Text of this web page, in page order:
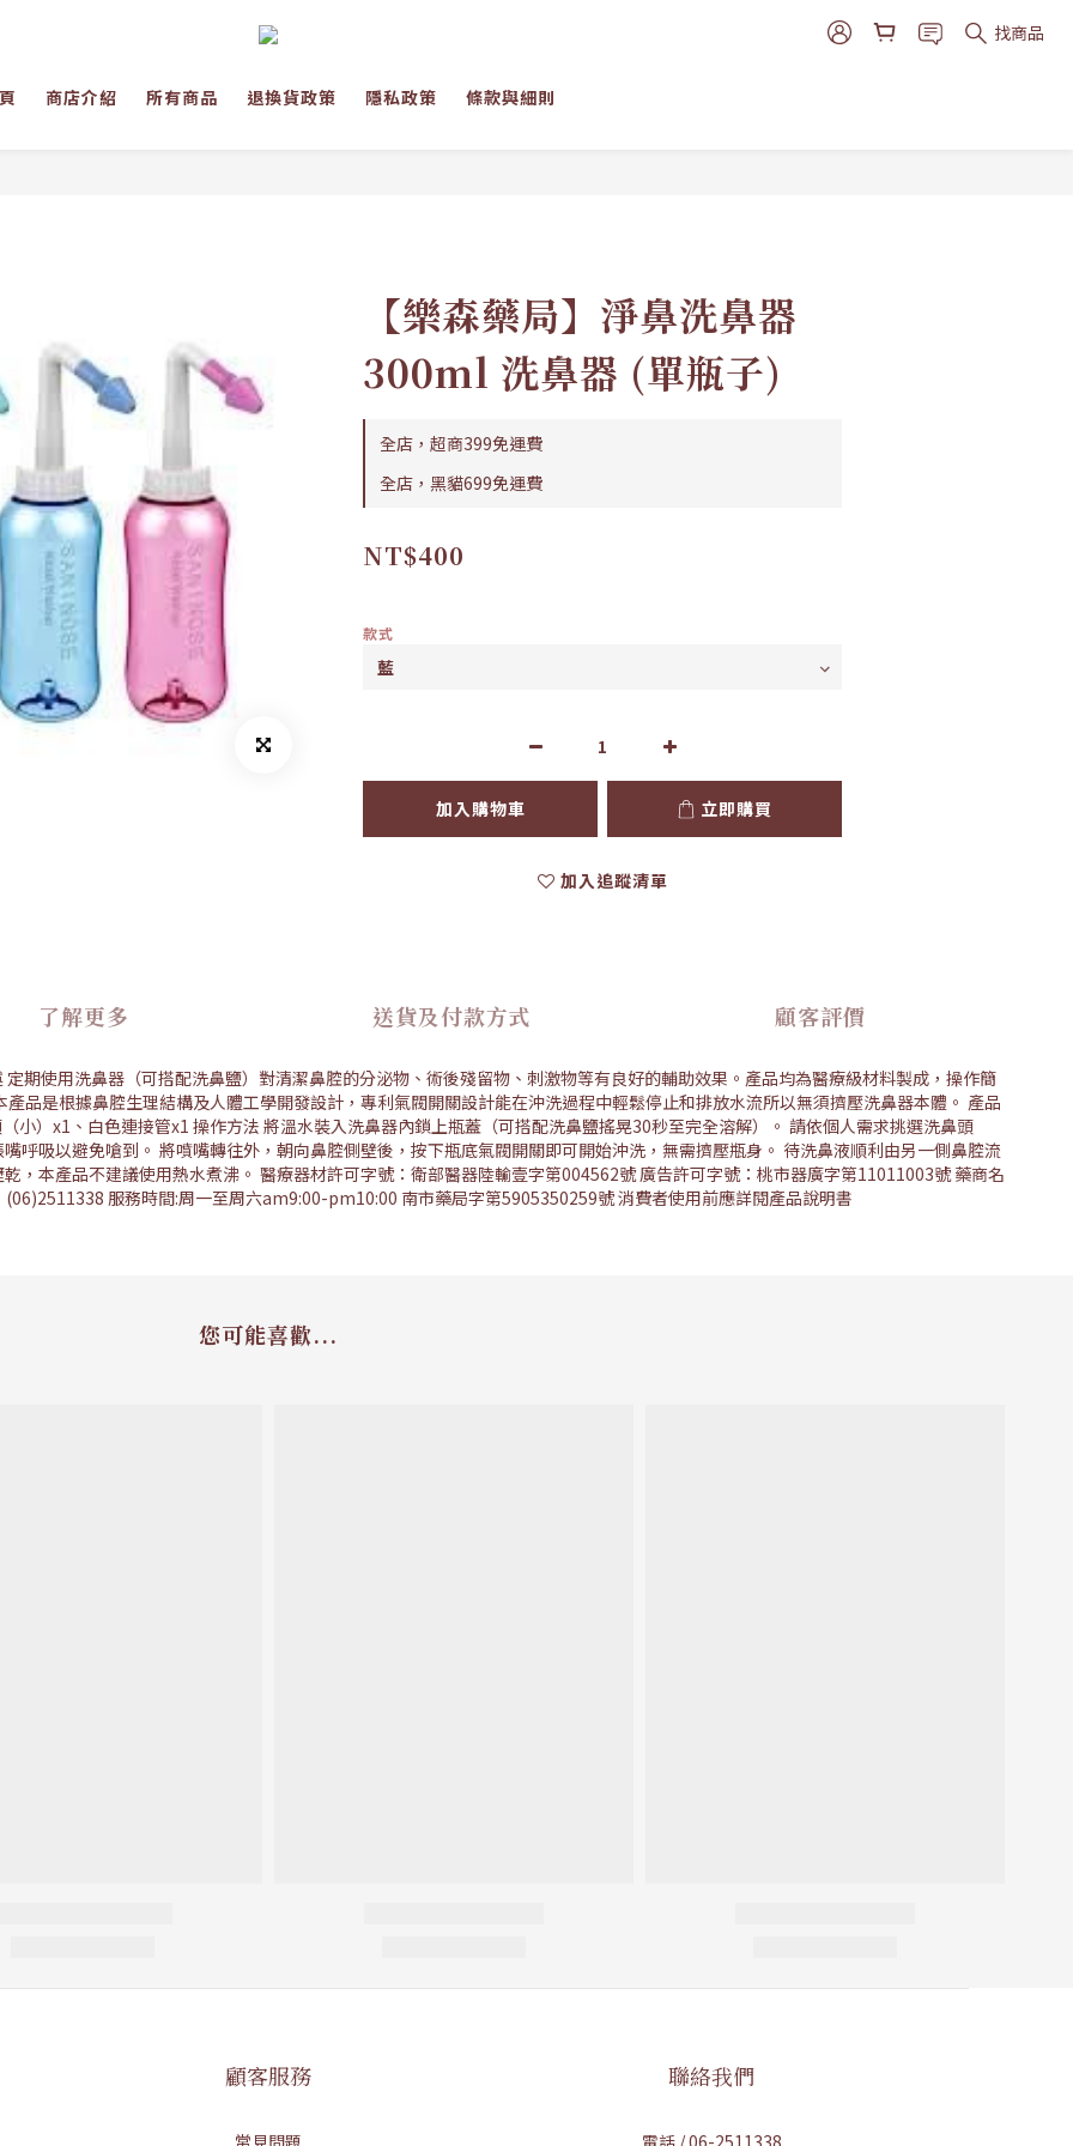
找商品
商店介紹 所有商品 退換貨政策 隱私政策 條款與細則
【樂森藥局】淨鼻洗鼻器
300ml 洗鼻器 (單瓶子)
全店，超商399免運費
全店，黑貓699免運費
NT$400
款式
加入購物車 立即購買
加入追蹤清單
了解更多 送貨及付款方式 顧客評價
期使用洗鼻器（可搭配洗鼻鹽）對清潔鼻腔的分泌物、術後殘留物、刺激物等有良好的輔助效果。產品均為醫療級材料製成，操作簡
品是根據鼻腔生理結構及人體工學開發設計，專利氣閥開關設計能在沖洗過程中輕鬆停止和排放水流所以無須擠壓洗鼻器本體。 產品
小）x1、白色連接管x1 操作方法 將溫水裝入洗鼻器內鎖上瓶蓋（可搭配洗鼻鹽搖晃30秒至完全溶解）。 請依個人需求挑選洗鼻頭
呼吸以避免嗆到。 將噴嘴轉往外，朝向鼻腔側壁後，按下瓶底氣閥開關即可開始沖洗，無需擠壓瓶身。 待洗鼻液順利由另一側鼻腔流
，本產品不建議使用熱水煮沸。 醫療器材許可字號：衛部醫器陸輸壹字第004562號 廣告許可字號：桃市器廣字第11011003號 藥商名
服務時間:周一至周六am9:00-pm10:00 南市藥局字第5905350259號 消費者使用前應詳閱產品說明書
您可能喜歡...
顧客服務 聯絡我們